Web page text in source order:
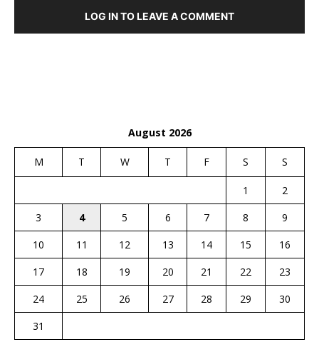
LOG IN TO LEAVE A COMMENT
August 2026
M T W T F S S
1
2
3
4 5 6 7 8
9
10
11 12 13 14 15
16
17
18 19 20 21 22
23
24
25 26 27 28 29
30
31